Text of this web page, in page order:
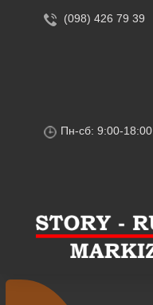
(098) 426 79 39
Пн-сб: 9:00-18:00